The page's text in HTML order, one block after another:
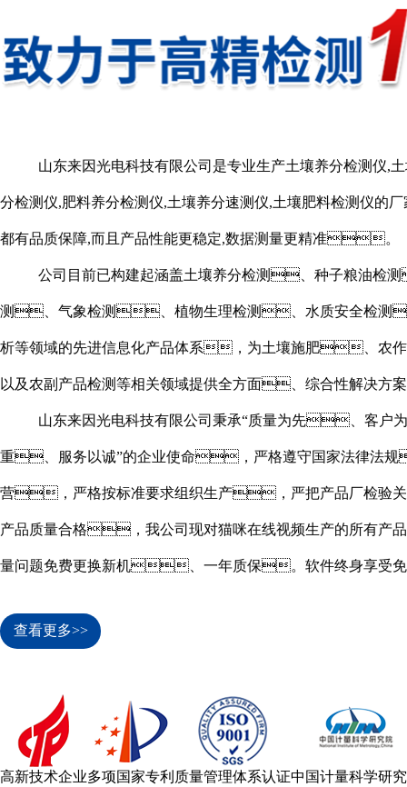
山东来因光电科技有限公司是专业生产土壤养分检测仪,
分检测仪,肥料养分检测仪,土壤养分速测仪,土壤肥料检测仪的
都有品质保障,而且产品性能更稳定,数据测量更精准。
公司目前已构建起涵盖土壤养分检测、种子粮油
测、气象检测、植物生理检测、水质安全检测
析等领域的先进信息化产品体系，为土壤施肥、
以及农副产品检测等相关领域提供全方面、综合性解决方
山东来因光电科技有限公司秉承“质量为先、客
重、服务以诚”的企业使命，严格遵守国家法律法
营，严格按标准要求组织生产，严把产品厂检
产品质量合格，我公司现对猫咪在线视频生产的所有
量问题免费更换新机、一年质保。软件终身享受免
查看更多>>
高新技术企业多项国家专利 质量管理体系认证中国计量科学研